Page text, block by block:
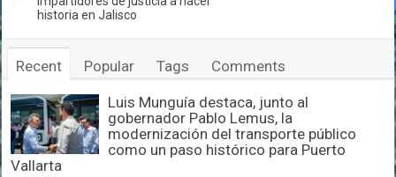
historia en Jalisco
Recent Popular Tags Comments
Luis Munguía destaca, junto al
gobernador Pablo Lemus, la
modernización del transporte público
como un paso histórico para Puerto
Vallarta